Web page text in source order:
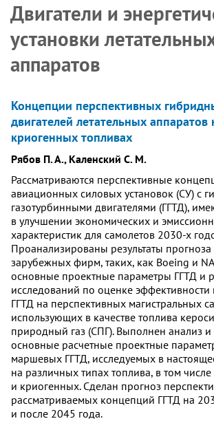
Двигатели и
установки
аппаратов
Концепции перспективных
двигателей летательных аппаратов
криогенных топливах
Рябов П. А., Каленский С. М.
Рассматриваются перспективные
авиационных силовых установок (СУ) с
газотурбинными двигателями (ГГТД),
в улучшении экономических и
характеристик для самолетов 2030-х
Проанализированы результаты прогноза
зарубежных фирм, таких, как Boeing и
основные проектные параметры ГГТД и
исследований по оценке
ГГТД на перспективных магистральных
использующих в качестве топлива
природный газ (СПГ). Выполнен анализ
основные расчетные проектные
маршевых ГГТД, исследуемых в
на различных типах топлива, в том
и криогенных. Сделан прогноз
рассматриваемых концепций ГГТД на
и после 2045 года.